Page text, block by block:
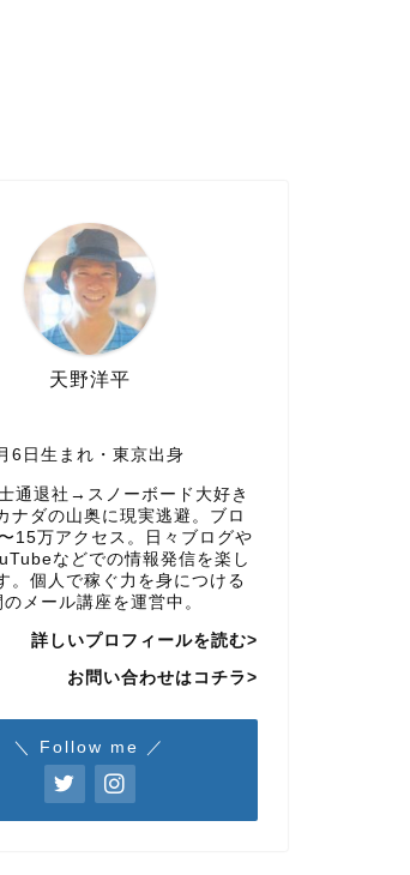
天野洋平
6日生まれ・東京出身
通退社→スノーボード大好き
ナダの山奥に現実逃避。ブロ
15万アクセス。日々ブログや
などでの情報発信を楽し
。個人で稼ぐ力を身につける
メール講座を運営中。
詳しいプロフィールを読む>
お問い合わせはコチラ>
＼ Follow me ／